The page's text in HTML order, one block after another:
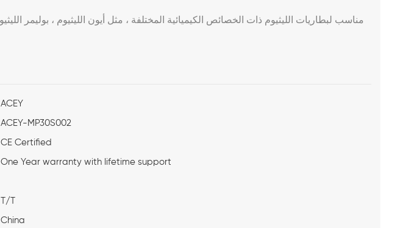
ACEY
ACEY-MP30S002
CE Certified
One Year warranty with lifetime support
T/T
China